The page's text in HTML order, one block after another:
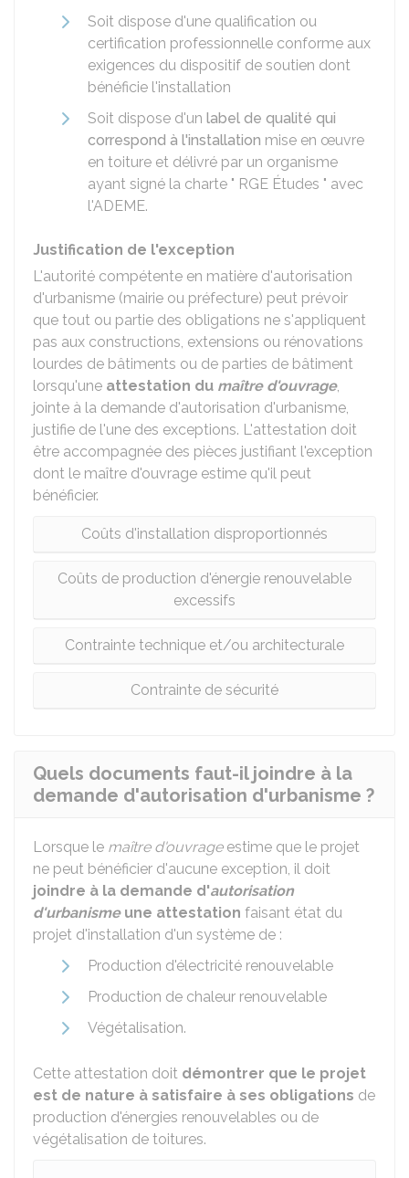
Soit dispose d'une qualification ou
certification professionnelle conforme aux
exigences du dispositif de soutien dont
bénéficie l'installation
Soit dispose d'un label de qualité qui
correspond à l'installation mise en œuvre
en toiture et délivré par un organisme
ayant signé la charte " RGE Études " avec
l'ADEME.
Justification de l'exception
L'autorité compétente en matière d'autorisation
d'urbanisme (mairie ou préfecture) peut prévoir
que tout ou partie des obligations ne s'appliquent
pas aux constructions, extensions ou rénovations
lourdes de bâtiments ou de parties de bâtiment
lorsqu'une attestation du maître d'ouvrage,
jointe à la demande d'autorisation d'urbanisme,
justifie de l'une des exceptions. L'attestation doit
être accompagnée des pièces justifiant l'exception
dont le maître d'ouvrage estime qu'il peut
bénéficier.
Coûts d'installation disproportionnés
Coûts de production d'énergie renouvelable
excessifs
Contrainte technique et/ou architecturale
Contrainte de sécurité
Quels documents faut-il joindre à la
demande d'autorisation d'urbanisme ?
Lorsque le maître d'ouvrageestime que le projet
ne peut bénéficier d'aucune exception, il doit
joindre à la demande d'autorisation
d'urbanismeune attestation faisant état du
projet d'installation d'un système de :
Production d'électricité renouvelable
Production de chaleur renouvelable
Végétalisation.
Cette attestation doit démontrer que le projet
est de nature à satisfaire à ses obligations de
production d'énergies renouvelables ou de
végétalisation de toitures.